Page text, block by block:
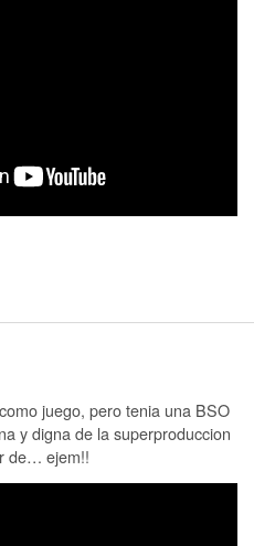
juego, pero tenia una BSO
y digna de la superproduccion
de… ejem!!